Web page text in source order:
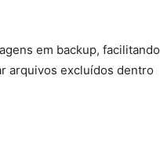
em backup, facilitando
arquivos excluídos dentro